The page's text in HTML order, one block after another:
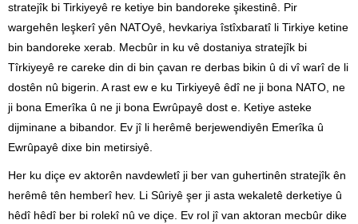
stratejîk bi Tirkiyeyê re ketiye bin bandoreke şikestinê. Pir
wargehên leşkerî yên NATOyê, hevkariya îstîxbaratî li Tirkiye ketine
bin bandoreke xerab. Mecbûr in ku vê dostaniya stratejîk bi
Tîrkiyeyê re careke din di bin çavan re derbas bikin û di vî warî de li
dostên nû bigerin. A rast ew e ku Tirkiyeyê êdî ne ji bona NATO, ne
ji bona Emerîka û ne ji bona Ewrûpayê dost e. Ketiye asteke
dijminane a bibandor. Ev jî li herêmê berjewendiyên Emerîka û
Ewrûpayê dixe bin metirsiyê.
Her ku diçe ev aktorên navdewletî ji ber van guhertinên stratejîk ên
herêmê tên hemberî hev. Li Sûriyê şer ji asta wekaletê derketiye û
hêdî hêdî ber bi rolekî nû ve diçe. Ev rol jî van aktoran mecbûr dike